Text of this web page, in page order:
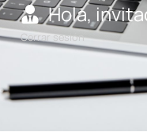
Hola,
Cerrar sesión